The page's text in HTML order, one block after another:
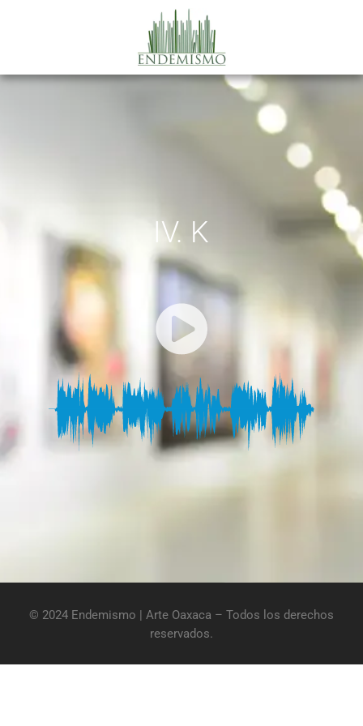
IV. K
© 2024 Endemismo | Arte Oaxaca – Todos los derechos
reservados.